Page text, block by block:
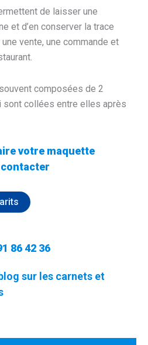
de laisser une
et d’en conserver la trace
vente, une commande et
composées de 2
collées entre elles après
votre maquette
contacter
86 42 36
sur les carnets et